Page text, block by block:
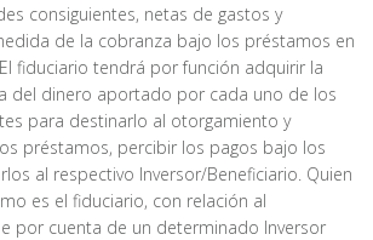
consiguientes, netas de gastos y
de la cobranza bajo los préstamos en
fiduciario tendrá por función adquirir la
del dinero aportado por cada uno de los
para destinarlo al otorgamiento y
préstamos, percibir los pagos bajo los
al respectivo Inversor/Beneficiario. Quien
es el fiduciario, con relación al
por cuenta de un determinado Inversor